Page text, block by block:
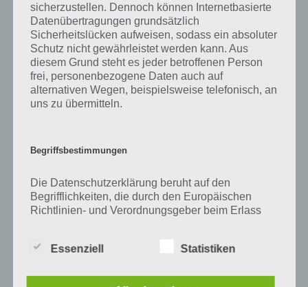
Auf WhatsApp teilen Teilen auf Facebook
Tweet auf Twitter
sicherzustellen. Dennoch können Internetbasierte
Datenübertragungen grundsätzlich
Sicherheitslücken aufweisen, sodass ein absoluter
Schutz nicht gewährleistet werden kann. Aus
diesem Grund steht es jeder betroffenen Person
frei, personenbezogene Daten auch auf
alternativen Wegen, beispielsweise telefonisch, an
uns zu übermitteln.
Begriffsbestimmungen
Die Datenschutzerklärung beruht auf den
Begrifflichkeiten, die durch den Europäischen
Richtlinien- und Verordnungsgeber beim Erlass
soll sowohl für die Öffentlichkeit als auch für
lesbar und verständlich sein. Um dies zu
Essenziell Statistiken